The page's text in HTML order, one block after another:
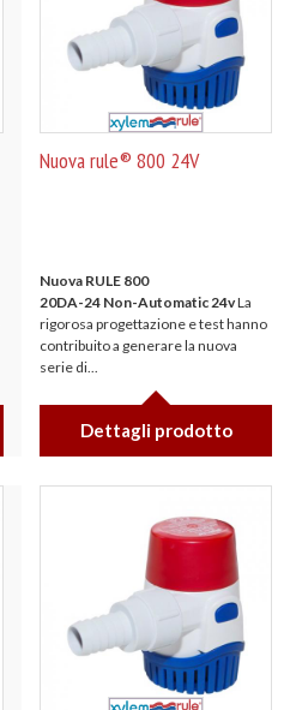
Nuova rule® 800 24V
Nuova RULE 800
20DA-24 Non-Automatic 24vLa
rigorosa progettazione e test hanno
contribuito a generare la nuova
serie di...
Dettagli prodotto